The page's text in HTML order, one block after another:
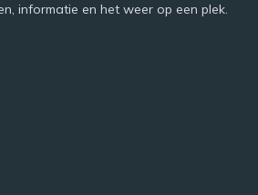
informatie en het weer op een plek.